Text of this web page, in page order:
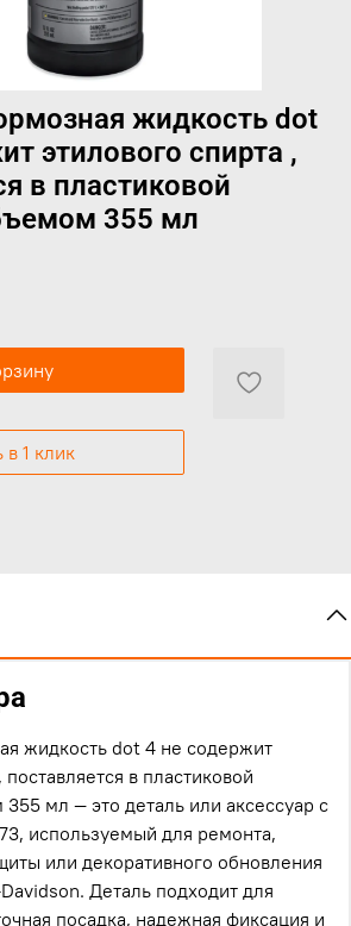
жидкость dot
этилового спирта ,
в пластиковой
355 мл
в 1 клик
жидкость dot 4 не содержит
в пластиковой
мл — это деталь или аксессуар с
используемый для ремонта,
или декоративного обновления
Деталь подходит для
посадка, надежная фиксация и